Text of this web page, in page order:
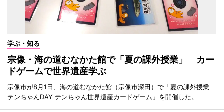
学ぶ・知る
宗像・海の道むなかた館で「夏の課外授業」 カー
ドゲームで世界遺産学ぶ
宗像市が8月1日、海の道むなかた館（宗像市深田）で「夏の課外授業
テンちゃんDAY テンちゃん世界遺産カードゲーム」を開催した。